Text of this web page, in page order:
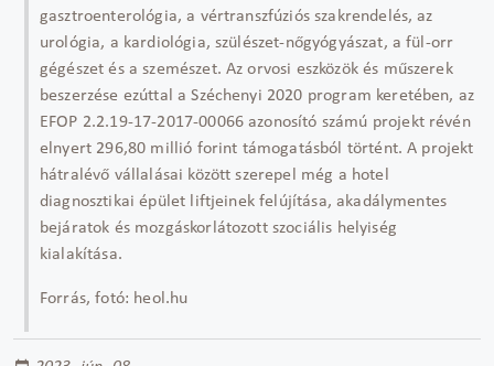
gasztroenterológia, a vértranszfúziós szakrendelés, az
urológia, a kardiológia, szülészet-nőgyógyászat, a fül-orr
gégészet és a szemészet. Az orvosi eszközök és műszerek
beszerzése ezúttal a Széchenyi 2020 program keretében, az
EFOP 2.2.19-17-2017-00066 azonosító számú projekt révén
elnyert 296,80 millió forint támogatásból történt. A projekt
hátralévő vállalásai között szerepel még a hotel
diagnosztikai épület liftjeinek felújítása, akadálymentes
bejáratok és mozgáskorlátozott szociális helyiség
kialakítása.
Forrás, fotó: heol.hu